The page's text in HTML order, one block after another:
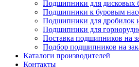
Подшипники для дисковых
Подшипники к буровым
Подшипники для дробилок
Подшипники для
Поставка подшипников на
Подбор подшипников на
Каталоги производителей
Контакты